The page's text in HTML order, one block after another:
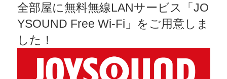
全部屋に無料無線LANサービス「JO
YSOUND Free Wi-Fi」をご用意しま
した！